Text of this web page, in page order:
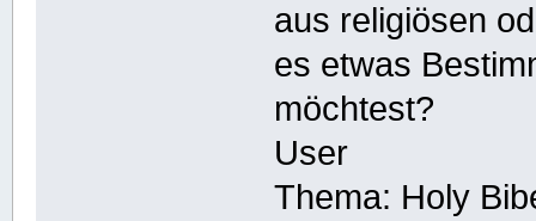
aus religiösen
es etwas
möchtest?
User
Thema: Holy